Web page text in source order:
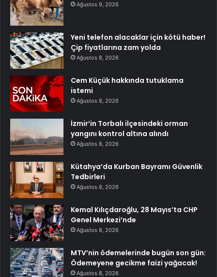
Ağustos 9, 2026
Yeni telefon alacaklar için kötü haber!
Çip fiyatlarına zam yolda
Ağustos 8, 2026
Cem Küçük hakkında tutuklama
istemi
Ağustos 8, 2026
İzmir’in Torbalı ilçesindeki orman
yangını kontrol altına alındı
Ağustos 8, 2026
Kütahya’da Kurban Bayramı Güvenlik
Tedbirleri
Ağustos 8, 2026
Kemal Kılıçdaroğlu, 28 Mayıs’ta CHP
Genel Merkezi’nde
Ağustos 8, 2026
MTV’nin ödemelerinde bugün son gün:
Ödemeyene gecikme faizi yağacak!
Ağustos 8, 2026